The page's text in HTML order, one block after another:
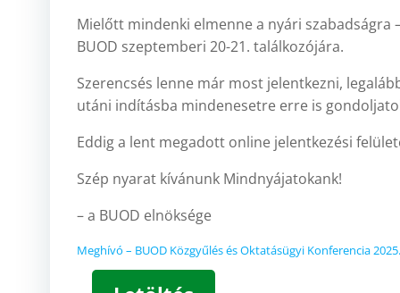
Mielőtt mindenki elmenne a nyári szabadságra
BUOD szeptemberi 20-21. találkozójára.
Szerencsés lenne már most jelentkezni,
utáni indításba mindenesetre erre is
Eddig a lent megadott online jelentkezési
Szép nyarat kívánunk Mindnyájatokank!
– a BUOD elnöksége
Meghívó – BUOD Közgyűlés és Oktatásügyi Konferencia